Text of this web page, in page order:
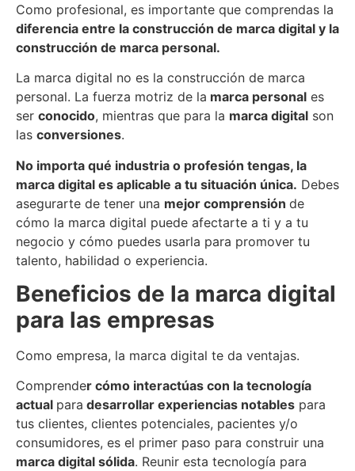
Como profesional, es importante que comprendas la
diferencia entre la construcción de marca digital y la
construcción de marca personal.
La marca digital no es la construcción de marca
personal. La fuerza motriz de la marca personal es
ser conocido, mientras que para la marca digital son
las conversiones.
No importa qué industria o profesión tengas, la
marca digital es aplicable a tu situación única. Debes
asegurarte de tener una mejor comprensión de
cómo la marca digital puede afectarte a ti y a tu
negocio y cómo puedes usarla para promover tu
talento, habilidad o experiencia.
Beneficios de la marca digital
para las empresas
Como empresa, la marca digital te da ventajas.
Comprender cómo interactúas con la tecnología
actual para desarrollar experiencias notables para
tus clientes, clientes potenciales, pacientes y/o
consumidores, es el primer paso para construir una
marca digital sólida. Reunir esta tecnología para